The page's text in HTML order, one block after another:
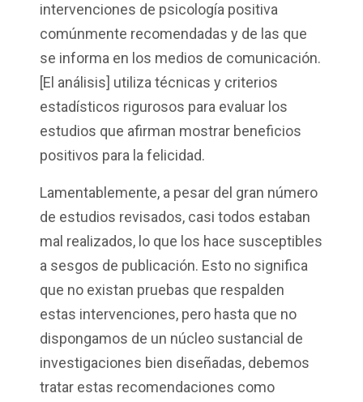
intervenciones de psicología positiva
comúnmente recomendadas y de las que
se informa en los medios de comunicación.
[El análisis] utiliza técnicas y criterios
estadísticos rigurosos para evaluar los
estudios que afirman mostrar beneficios
positivos para la felicidad.
Lamentablemente, a pesar del gran número
de estudios revisados, casi todos estaban
mal realizados, lo que los hace susceptibles
a sesgos de publicación. Esto no significa
que no existan pruebas que respalden
estas intervenciones, pero hasta que no
dispongamos de un núcleo sustancial de
investigaciones bien diseñadas, debemos
tratar estas recomendaciones como